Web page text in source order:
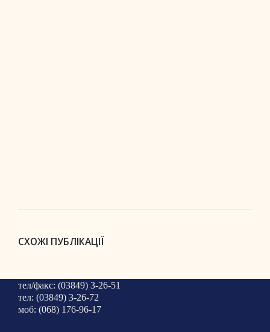
СХОЖІ ПУБЛІКАЦІЇ
тел/факс: (03849) 3-26-51
тел: (03849) 3-26-72
моб: (068) 176-96-17